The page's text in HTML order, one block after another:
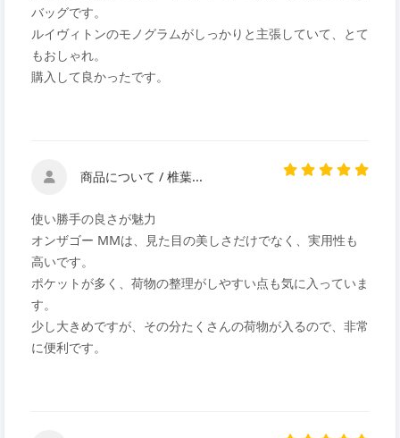
バッグです。
ルイヴィトンのモノグラムがしっかりと主張していて、とて
もおしゃれ。
購入して良かったです。
商品について / 椎葉...
使い勝手の良さが魅力
オンザゴー MMは、見た目の美しさだけでなく、実用性も
高いです。
ポケットが多く、荷物の整理がしやすい点も気に入っていま
す。
少し大きめですが、その分たくさんの荷物が入るので、非常
に便利です。